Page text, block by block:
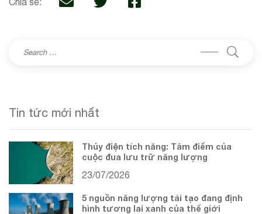
Tin tức mới nhất
Thủy điện tích năng: Tâm điểm của
cuộc đua lưu trữ năng lượng
23/07/2026
5 nguồn năng lượng tái tạo đang định
hình tương lai xanh của thế giới